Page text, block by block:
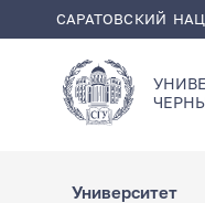
САРАТОВСКИЙ
Университет